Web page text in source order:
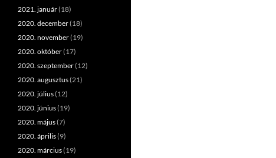
2021. január(18)
2020. december(18)
2020. november(19)
2020. október(17)
2020. szeptember(12)
2020. augusztus(21)
2020. július(12)
2020. június(19)
2020. május(7)
2020. április(9)
2020. március(19)